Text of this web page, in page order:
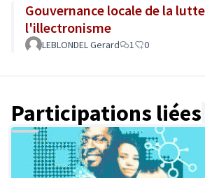
Gouvernance locale de la
l'illectronisme
LEBLONDEL Gerard 1 0
Participations liées